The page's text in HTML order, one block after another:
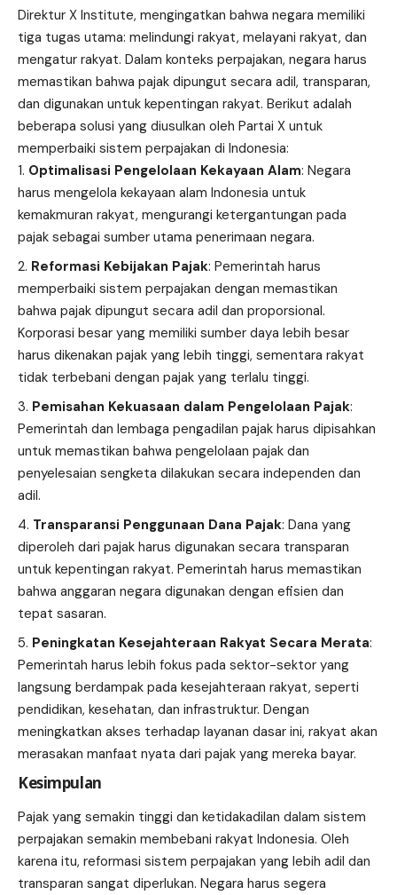
Direktur X Institute, mengingatkan bahwa negara memiliki
tiga tugas utama: melindungi rakyat, melayani rakyat, dan
mengatur rakyat. Dalam konteks perpajakan, negara harus
memastikan bahwa pajak dipungut secara adil, transparan,
dan digunakan untuk kepentingan rakyat. Berikut adalah
beberapa solusi yang diusulkan oleh Partai X untuk
memperbaiki sistem perpajakan di Indonesia:
Optimalisasi Pengelolaan Kekayaan Alam: Negara
harus mengelola kekayaan alam Indonesia untuk
kemakmuran rakyat, mengurangi ketergantungan pada
pajak sebagai sumber utama penerimaan negara.
Reformasi Kebijakan Pajak: Pemerintah harus
memperbaiki sistem perpajakan dengan memastikan
bahwa pajak dipungut secara adil dan proporsional.
Korporasi besar yang memiliki sumber daya lebih besar
harus dikenakan pajak yang lebih tinggi, sementara rakyat
tidak terbebani dengan pajak yang terlalu tinggi.
Pemisahan Kekuasaan dalam Pengelolaan Pajak:
Pemerintah dan lembaga pengadilan pajak harus dipisahkan
untuk memastikan bahwa pengelolaan pajak dan
penyelesaian sengketa dilakukan secara independen dan
adil.
Transparansi Penggunaan Dana Pajak: Dana yang
diperoleh dari pajak harus digunakan secara transparan
untuk kepentingan rakyat. Pemerintah harus memastikan
bahwa anggaran negara digunakan dengan efisien dan
tepat sasaran.
Peningkatan Kesejahteraan Rakyat Secara Merata:
Pemerintah harus lebih fokus pada sektor-sektor yang
langsung berdampak pada kesejahteraan rakyat, seperti
pendidikan, kesehatan, dan infrastruktur. Dengan
meningkatkan akses terhadap layanan dasar ini, rakyat akan
merasakan manfaat nyata dari pajak yang mereka bayar.
Kesimpulan
Pajak yang semakin tinggi dan ketidakadilan dalam sistem
perpajakan semakin membebani rakyat Indonesia. Oleh
karena itu, reformasi sistem perpajakan yang lebih adil dan
transparan sangat diperlukan. Negara harus segera